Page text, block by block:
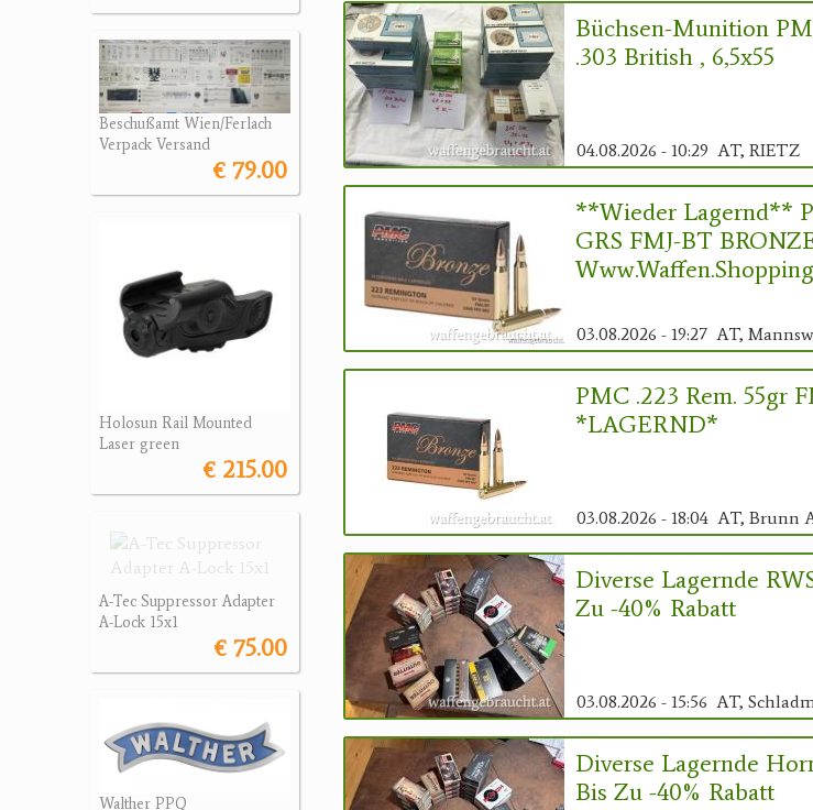
Beschußamt Wien/Ferlach
Verpack Versand
€ 79.00
Holosun Rail Mounted
Laser green
€ 215.00
A-Tec Suppressor Adapter
A-Lock 15x1
€ 75.00
Walther PPQ
Büchsen-Munition
.303 British , 6,5x55
04.08.2026 - 10:29 AT, RIETZ
**Wieder Lagernd**
GRS FMJ-BT
Www.waffen.shopping
03.08.2026 - 19:27 AT,
PMC .223 Rem. 55gr
*LAGERND*
03.08.2026 - 18:04 AT, Brunn
Diverse Lagernde
Zu -40% Rabatt
03.08.2026 - 15:56 AT,
Diverse Lagernde
Bis Zu -40% Rabatt